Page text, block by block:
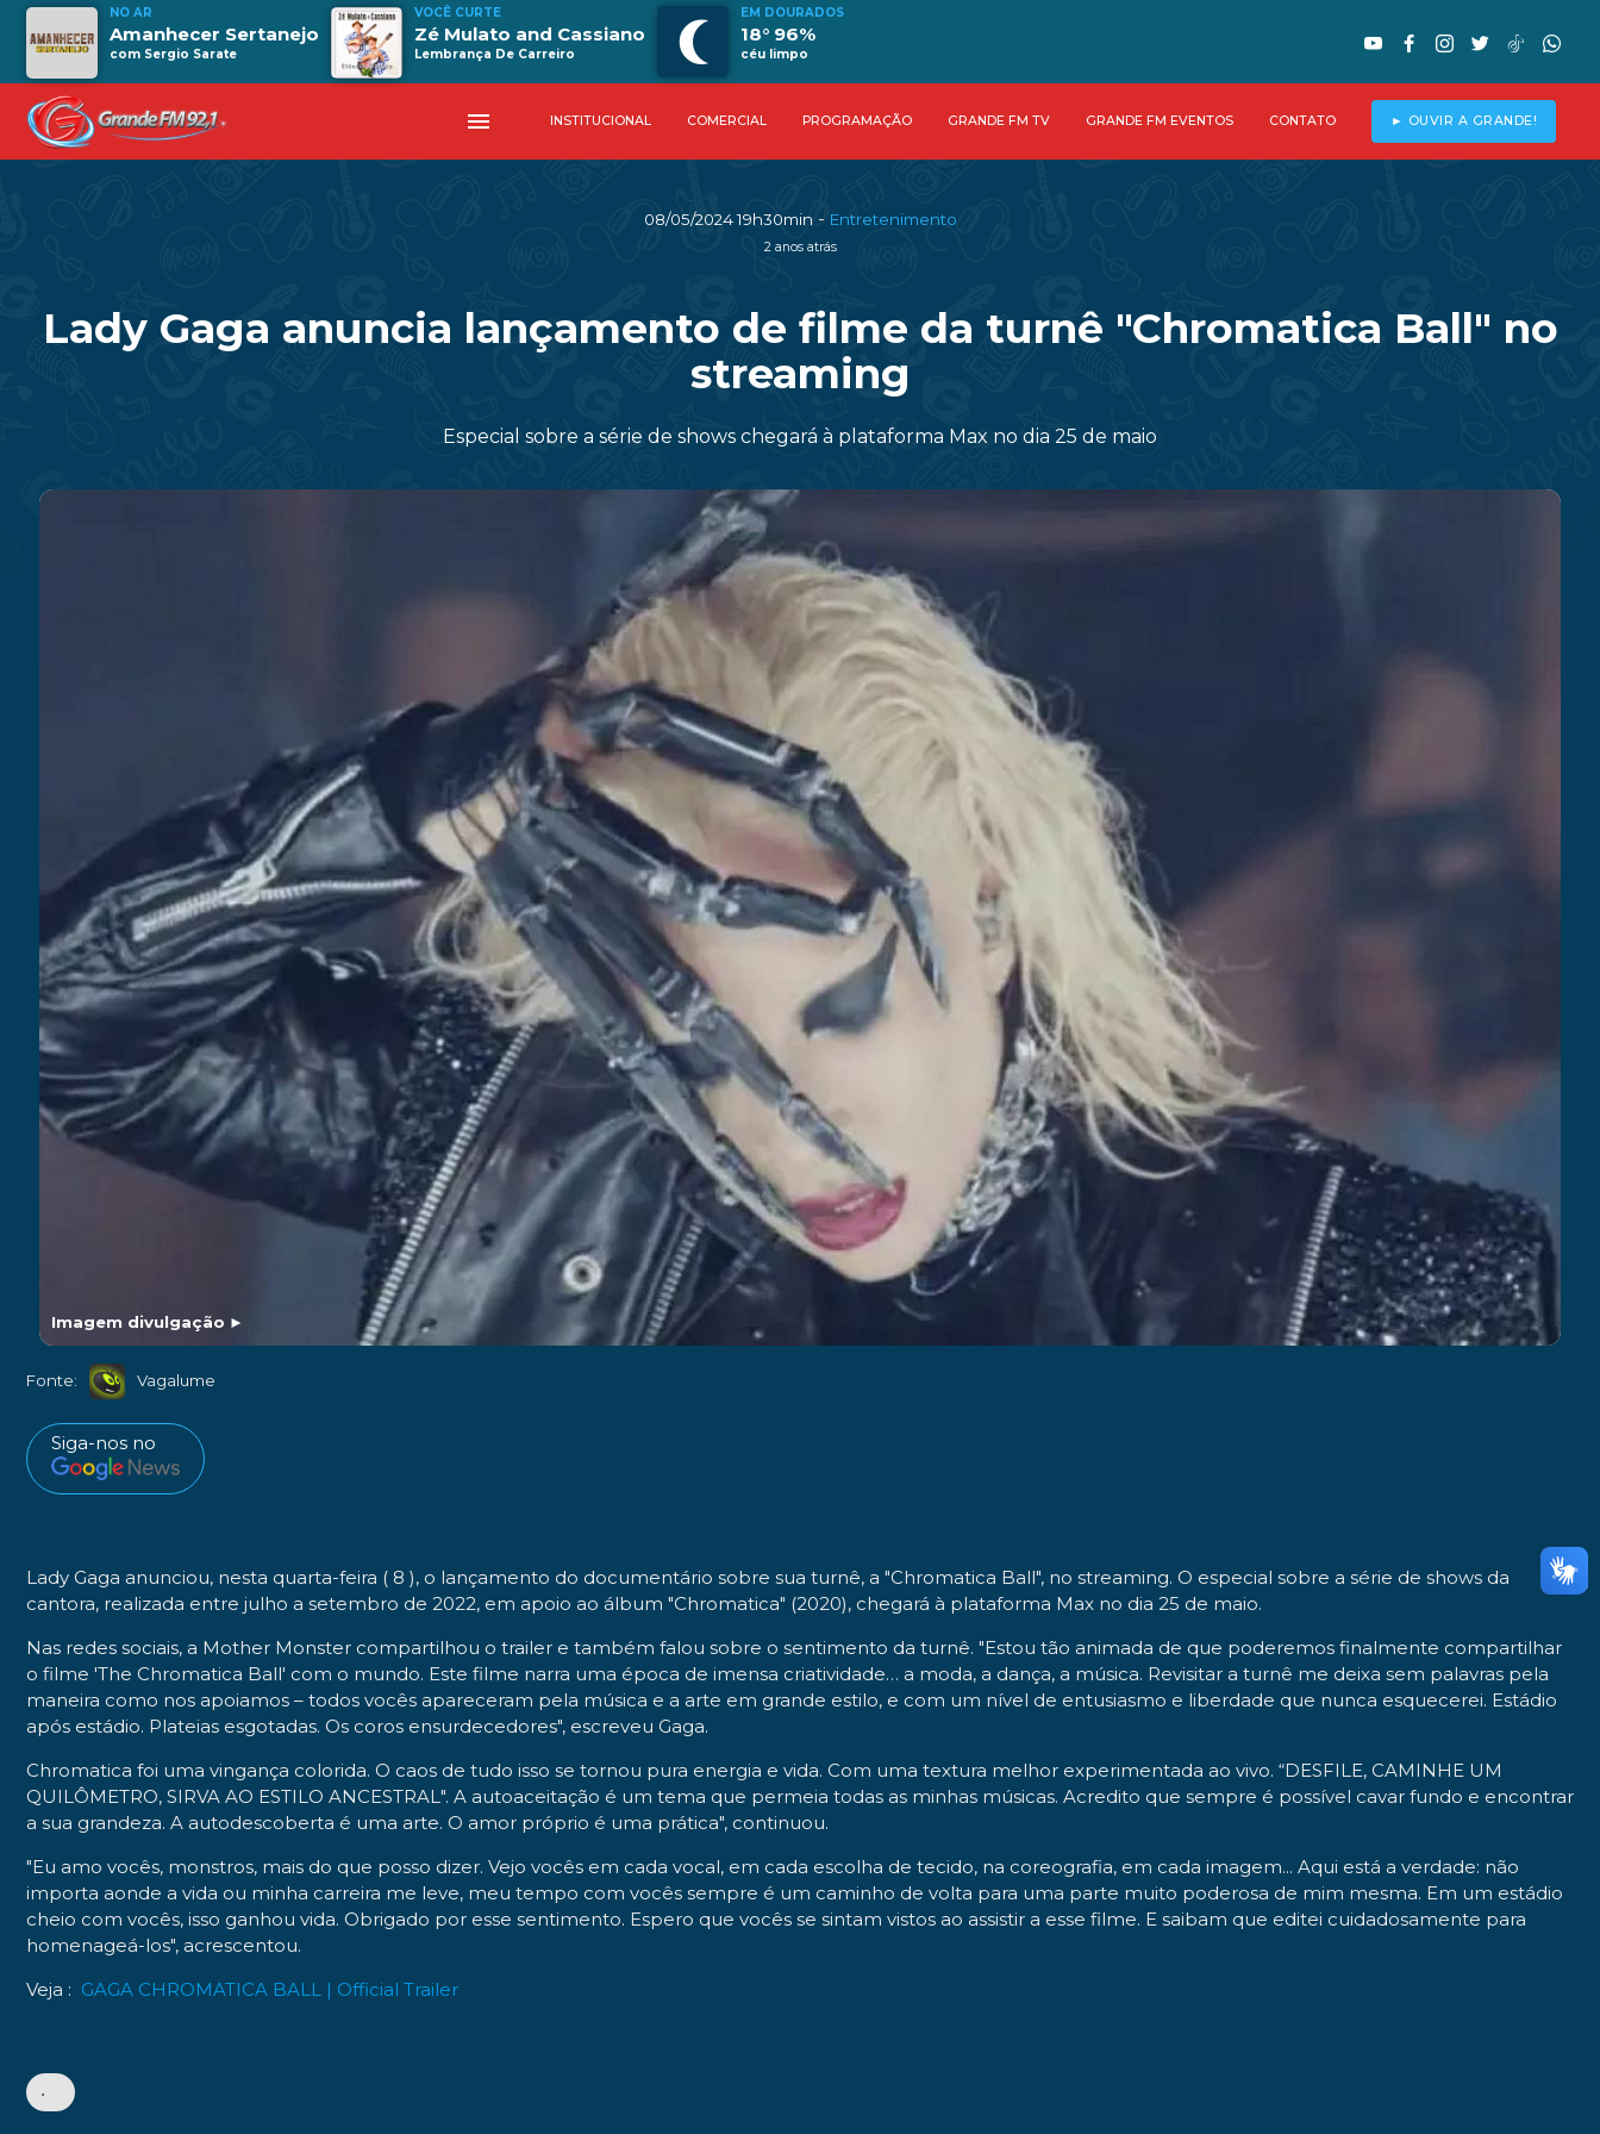
NO AR
Amanhecer Sertanejo
com Sergio Sarate
VOCÊ CURTE
Zé Mulato and Cassiano
Lembrança De Carreiro
EM DOURADOS
18° 96%
céu limpo
menu INSTITUCIONAL COMERCIAL PROGRAMAÇÃO GRANDE FM TV GRANDE FM EVENTOS CONTATO ► OUVIR A GRANDE!
08/05/2024 19h30min - Entretenimento
2 anos atrás
Lady Gaga anuncia lançamento de filme da turnê "Chromatica Ball" no
streaming
Especial sobre a série de shows chegará à plataforma Max no dia 25 de maio
Imagem divulgação ►
Fonte: Vagalume
Siga-nos no
Lady Gaga anunciou, nesta quarta-feira ( 8 ), o lançamento do documentário sobre sua turnê, a "Chromatica Ball", no streaming. O especial sobre a série de shows da
cantora, realizada entre julho a setembro de 2022, em apoio ao álbum "Chromatica" (2020), chegará à plataforma Max no dia 25 de maio.
Nas redes sociais, a Mother Monster compartilhou o trailer e também falou sobre o sentimento da turnê. "Estou tão animada de que poderemos finalmente compartilhar
o filme 'The Chromatica Ball' com o mundo. Este filme narra uma época de imensa criatividade… a moda, a dança, a música. Revisitar a turnê me deixa sem palavras pela
maneira como nos apoiamos – todos vocês apareceram pela música e a arte em grande estilo, e com um nível de entusiasmo e liberdade que nunca esquecerei. Estádio
após estádio. Plateias esgotadas. Os coros ensurdecedores", escreveu Gaga.
Chromatica foi uma vingança colorida. O caos de tudo isso se tornou pura energia e vida. Com uma textura melhor experimentada ao vivo. “DESFILE, CAMINHE UM
QUILÔMETRO, SIRVA AO ESTILO ANCESTRAL". A autoaceitação é um tema que permeia todas as minhas músicas. Acredito que sempre é possível cavar fundo e encontrar
a sua grandeza. A autodescoberta é uma arte. O amor próprio é uma prática", continuou.
"Eu amo vocês, monstros, mais do que posso dizer. Vejo vocês em cada vocal, em cada escolha de tecido, na coreografia, em cada imagem... Aqui está a verdade: não
importa aonde a vida ou minha carreira me leve, meu tempo com vocês sempre é um caminho de volta para uma parte muito poderosa de mim mesma. Em um estádio
cheio com vocês, isso ganhou vida. Obrigado por esse sentimento. Espero que vocês se sintam vistos ao assistir a esse filme. E saibam que editei cuidadosamente para
homenageá-los", acrescentou.
Veja : GAGA CHROMATICA BALL | Official Trailer
•